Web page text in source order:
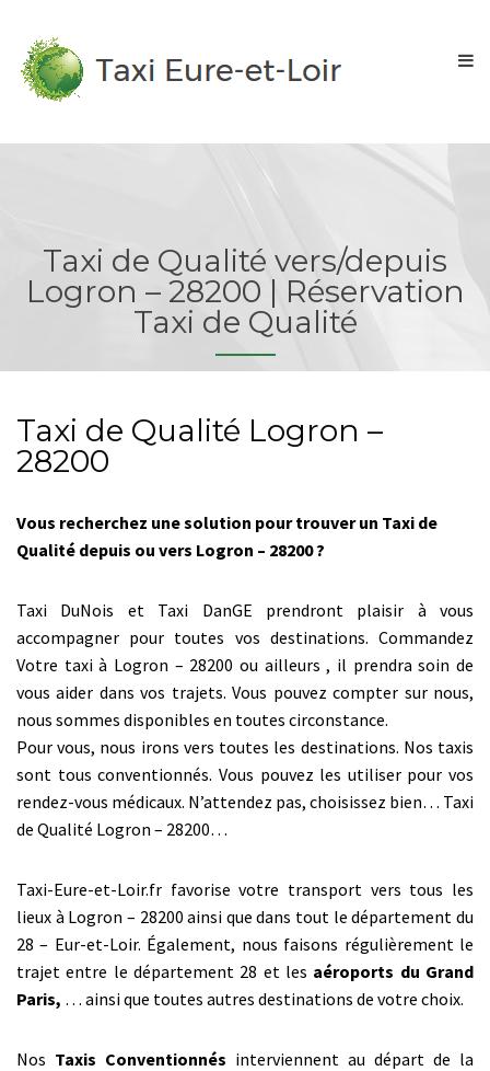
Taxi de Qualité vers/depuis
Logron – 28200 | Réservation
Taxi de Qualité
Taxi de Qualité Logron –
28200
Vous recherchez une solution pour trouver un Taxi de
Qualité depuis ou vers Logron – 28200 ?
Taxi DuNois et Taxi DanGE prendront plaisir à vous
accompagner pour toutes vos destinations. Commandez
Votre taxi à Logron – 28200 ou ailleurs , il prendra soin de
vous aider dans vos trajets. Vous pouvez compter sur nous,
nous sommes disponibles en toutes circonstance.
Pour vous, nous irons vers toutes les destinations. Nos taxis
sont tous conventionnés. Vous pouvez les utiliser pour vos
rendez-vous médicaux. N’attendez pas, choisissez bien… Taxi
de Qualité Logron – 28200…
Taxi-Eure-et-Loir.fr favorise votre transport vers tous les
lieux à Logron – 28200 ainsi que dans tout le département du
28 – Eur-et-Loir. Également, nous faisons régulièrement le
trajet entre le département 28 et les aéroports du Grand
Paris, … ainsi que toutes autres destinations de votre choix.
Nos Taxis Conventionnés interviennent au départ de la